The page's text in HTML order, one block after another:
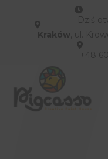
Dziś
Kraków , ul.
+48